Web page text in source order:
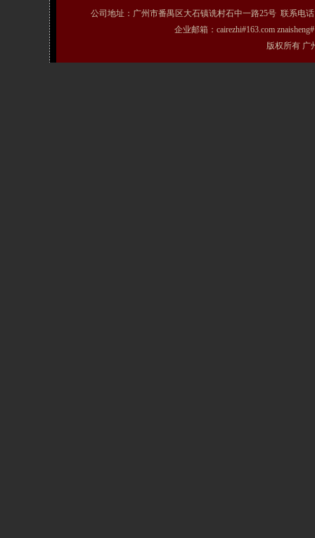
公司地址：广州市番禺区大石镇诜村石中一路25号 联系电话
企业邮箱：cairezhi#163.com
版权所有 广